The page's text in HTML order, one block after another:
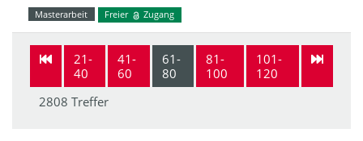
Masterarbeit Freier Zugang
21-
40
41-
60
61-
80
81-
100
101-
120
2808 Treffer